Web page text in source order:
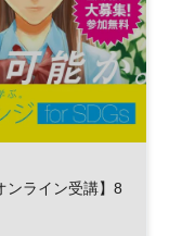
ンライン受講】8